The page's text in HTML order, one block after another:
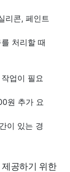
리콘, 페인트
처리할 때
업이 필요
원 추가 요
이 있는 경
공하기 위한